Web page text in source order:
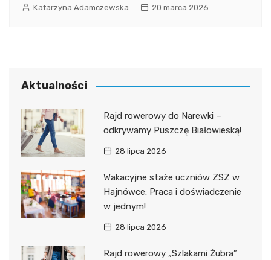
Katarzyna Adamczewska 20 marca 2026
Aktualności
Rajd rowerowy do Narewki –
odkrywamy Puszczę Białowieską!
28 lipca 2026
Wakacyjne staże uczniów ZSZ w
Hajnówce: Praca i doświadczenie
w jednym!
28 lipca 2026
Rajd rowerowy „Szlakami Żubra”